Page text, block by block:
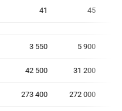
41 45
3 550 5 900
42 500 31 200
273 400 272 000